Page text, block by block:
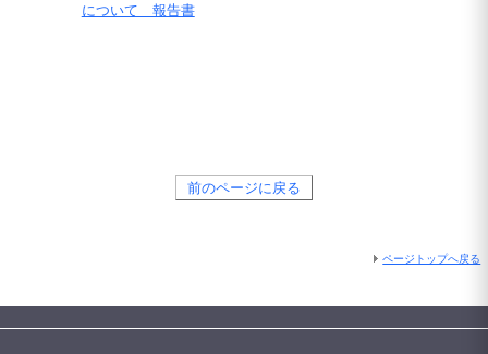
について 報告書
前のページに戻る
ページトップへ戻る